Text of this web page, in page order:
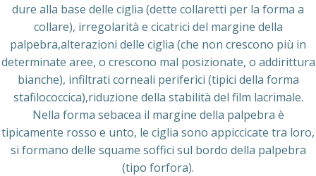
dure alla base delle ciglia (dette collaretti per la forma a
collare), irregolarità e cicatrici del margine della
palpebra,alterazioni delle ciglia (che non crescono più in
determinate aree, o crescono mal posizionate, o addirittura
bianche), infiltrati corneali periferici (tipici della forma
stafilococcica),riduzione della stabilità del film lacrimale.
Nella forma sebacea il margine della palpebra è
tipicamente rosso e unto, le ciglia sono appiccicate tra loro,
si formano delle squame soffici sul bordo della palpebra
(tipo forfora).